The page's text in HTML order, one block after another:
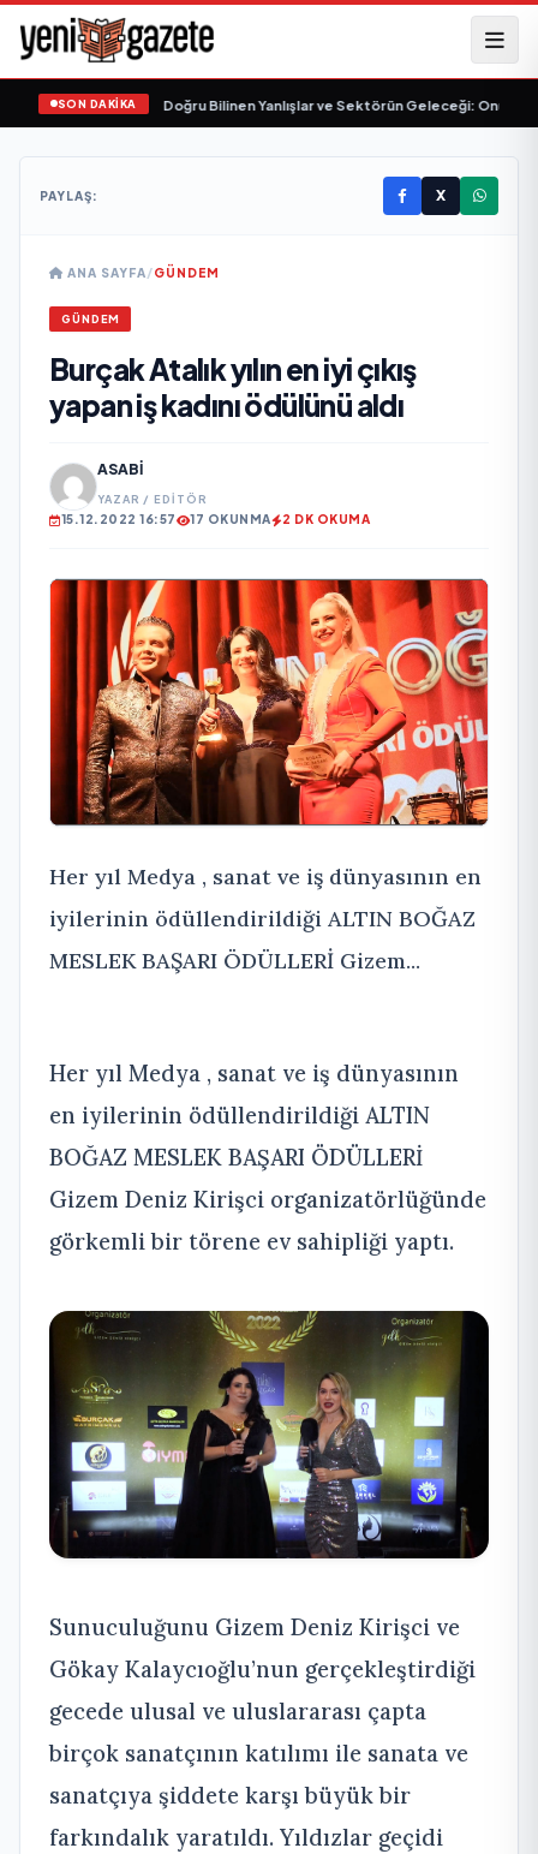
SON DAKİKA(SMP) Doğru Bilinen Yanlışlar ve Sektörün Geleceği: Onur
PAYLAŞ: X
ANA SAYFA/GÜNDEM
GÜNDEM
Burçak Atalık yılın en iyi çıkış
yapan iş kadını ödülünü aldı
ASABI
YAZAR / EDITÖR
15.12.2022 16:57 17 OKUNMA 2 DK OKUMA
Her yıl Medya , sanat ve iş dünyasının en
iyilerinin ödüllendirildiği ALTIN BOĞAZ
MESLEK BAŞARI ÖDÜLLERİ Gizem...
Her yıl Medya , sanat ve iş dünyasının
en iyilerinin ödüllendirildiği ALTIN
BOĞAZ MESLEK BAŞARI ÖDÜLLERİ
Gizem Deniz Kirişci organizatörlüğünde
görkemli bir törene ev sahipliği yaptı.
Sunuculuğunu Gizem Deniz Kirişci ve
Gökay Kalaycıoğlu’nun gerçekleştirdiği
gecede ulusal ve uluslararası çapta
birçok sanatçının katılımı ile sanata ve
sanatçıya şiddete karşı büyük bir
farkındalık yaratıldı. Yıldızlar geçidi